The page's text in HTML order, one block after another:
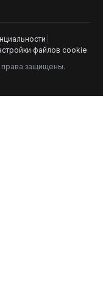
файлов cookie
защищены.